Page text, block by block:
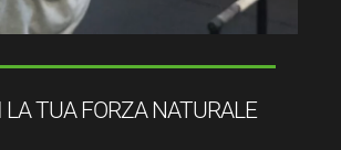
LA TUA FORZA NATURALE